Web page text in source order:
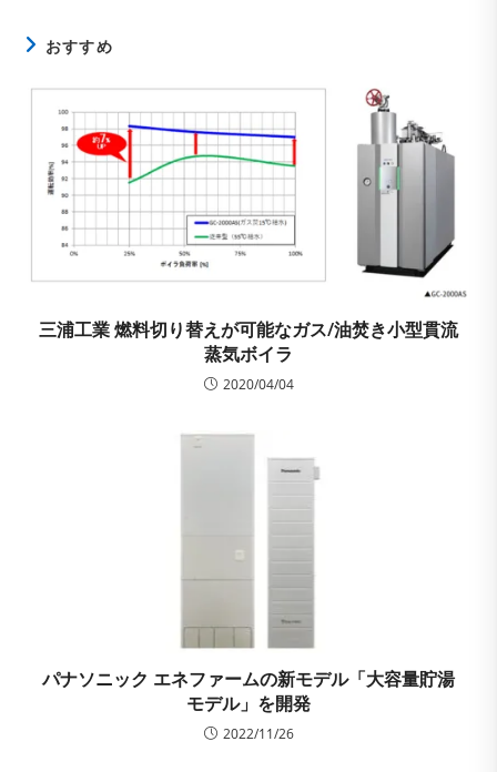
おすすめ
三浦工業 燃料切り替えが可能なガス/油焚き小型貫流
蒸気ボイラ
2020/04/04
パナソニック エネファームの新モデル「大容量貯湯
モデル」を開発
2022/11/26